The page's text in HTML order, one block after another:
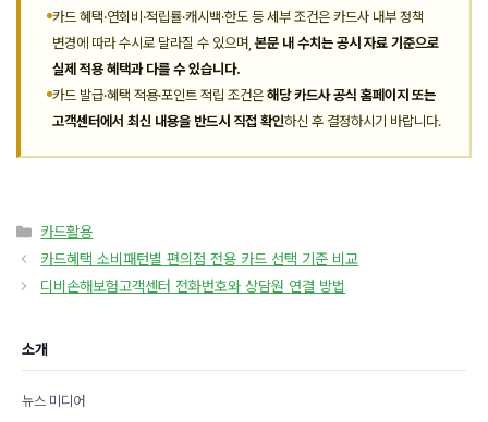
카드 혜택·연회비·적립률·캐시백·한도 등 세부 조건은 카드사 내부 정책
변경에 따라 수시로 달라질 수 있으며,본문 내 수치는 공시 자료 기준으로
실제 적용 혜택과 다를 수 있습니다.
카드 발급·혜택 적용·포인트 적립 조건은 해당 카드사 공식 홈페이지 또는
고객센터에서 최신 내용을 반드시 직접 확인하신 후 결정하시기 바랍니다.
카
테
리
카드활용
카드혜택 소비패턴별 편의점 전용 카드 선택 기준 비교
디비손해보험고객센터 전화번호와 상담원 연결 방법
소개
뉴스 미디어